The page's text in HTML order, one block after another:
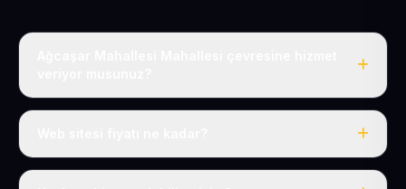
Evet, Ağcaşar Mahallesi dahil tüm Yahyalı ve Yahyalı
Tek fiyat: yılda 50 USD + KDV, her şey dahil.